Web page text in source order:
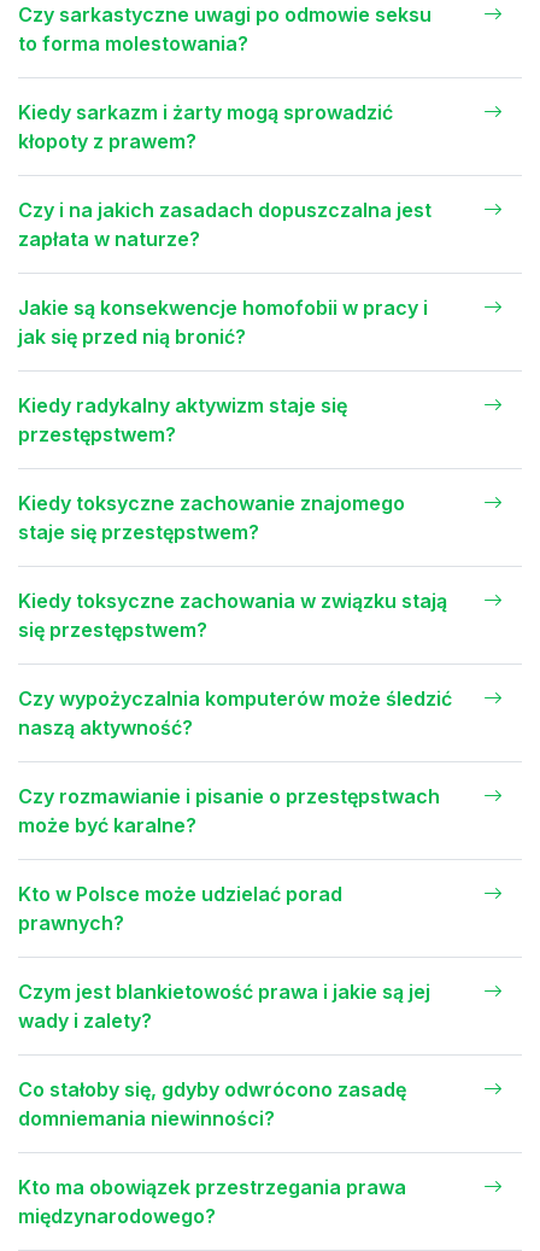
Czy sarkastyczne uwagi po odmowie seksu
to forma molestowania?
Kiedy sarkazm i żarty mogą sprowadzić
kłopoty z prawem?
Czy i na jakich zasadach dopuszczalna jest
zapłata w naturze?
Jakie są konsekwencje homofobii w pracy i
jak się przed nią bronić?
Kiedy radykalny aktywizm staje się
przestępstwem?
Kiedy toksyczne zachowanie znajomego
staje się przestępstwem?
Kiedy toksyczne zachowania w związku stają
się przestępstwem?
Czy wypożyczalnia komputerów może śledzić
naszą aktywność?
Czy rozmawianie i pisanie o przestępstwach
może być karalne?
Kto w Polsce może udzielać porad
prawnych?
Czym jest blankietowość prawa i jakie są jej
wady i zalety?
Co stałoby się, gdyby odwrócono zasadę
domniemania niewinności?
Kto ma obowiązek przestrzegania prawa
międzynarodowego?